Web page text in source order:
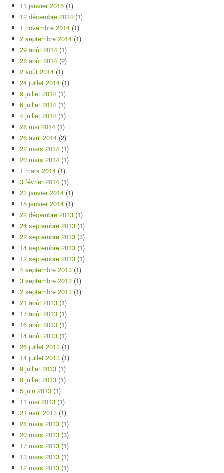
11 janvier 2015 (1)
12 décembre 2014 (1)
1 novembre 2014 (1)
2 septembre 2014 (1)
29 août 2014 (1)
28 août 2014 (2)
2 août 2014 (1)
24 juillet 2014 (1)
9 juillet 2014 (1)
6 juillet 2014 (1)
4 juillet 2014 (1)
28 mai 2014 (1)
28 avril 2014 (2)
22 mars 2014 (1)
20 mars 2014 (1)
1 mars 2014 (1)
3 février 2014 (1)
23 janvier 2014 (1)
15 janvier 2014 (1)
22 décembre 2013 (1)
24 septembre 2013 (1)
22 septembre 2013 (3)
14 septembre 2013 (1)
12 septembre 2013 (1)
4 septembre 2013 (1)
3 septembre 2013 (1)
2 septembre 2013 (1)
21 août 2013 (1)
17 août 2013 (1)
16 août 2013 (1)
14 août 2013 (1)
26 juillet 2013 (1)
14 juillet 2013 (1)
9 juillet 2013 (1)
6 juillet 2013 (1)
5 juin 2013 (1)
11 mai 2013 (1)
21 avril 2013 (1)
28 mars 2013 (1)
20 mars 2013 (3)
17 mars 2013 (1)
13 mars 2013 (1)
12 mars 2013 (1)